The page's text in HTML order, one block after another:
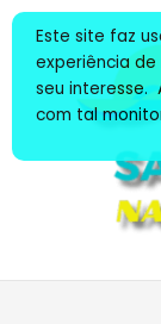
conteúdo
Este site faz
experiência
seu interesse.
com tal